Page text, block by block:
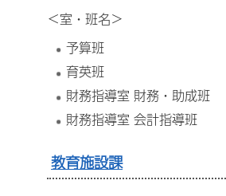
＜室・班名＞
予算班
育英班
財務指導室 財務・助成班
財務指導室 会計指導班
教育施設課